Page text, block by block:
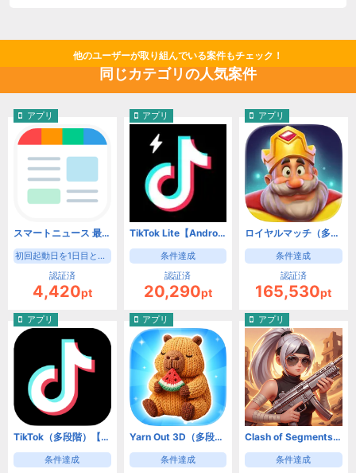
他のユーザーが取り組んでいる案件もチェック！
同じカテゴリの人気案件
アプリ
スマートニュース 最新ニュースや天気・天気予報、クーポンも（初回起動日を1日目として8日目の起動）【Android】
初回起動日を1日目として8日目の起動
認証済
4,420pt
アプリ
TikTok Lite【Android】
条件達成
認証済
20,290pt
アプリ
ロイヤルマッチ（多段階）【Android】
条件達成
認証済
165,530pt
アプリ
TikTok（多段階）【Android】
条件達成
アプリ
Yarn Out 3D（多段階）【Android】
条件達成
アプリ
Clash of Segments【Android】
条件達成